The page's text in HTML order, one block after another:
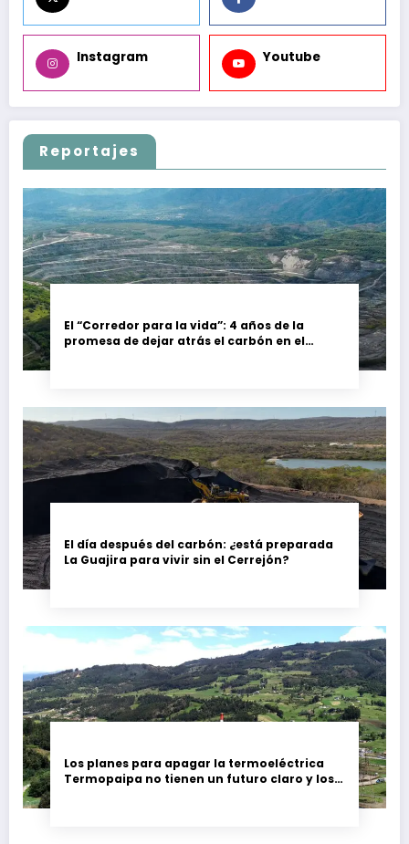
Instagram Youtube
Reportajes
El “Corredor para la vida”: 4 años de la
promesa de dejar atrás el carbón en el
El día después del carbón: ¿está preparada
La Guajira para vivir sin el Cerrejón?
Los planes para apagar la termoeléctrica
Termopaipa no tienen un futuro claro y los